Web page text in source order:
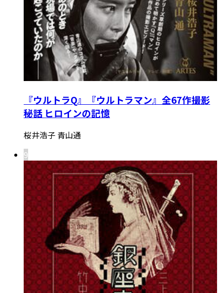
『ウルトラQ』『ウルトラマン』全67作撮影
秘話 ヒロインの記憶
桜井浩子 青山通
9